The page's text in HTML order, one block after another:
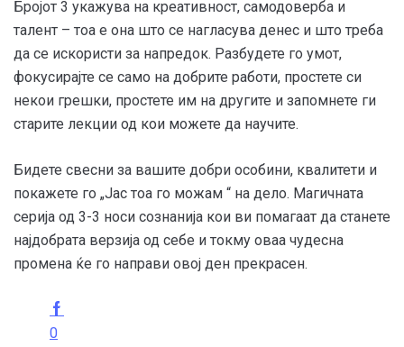
Бројот 3 укажува на креативност, самодоверба и
талент – тоа е она што се нагласува денес и што треба
да се искористи за напредок. Разбудете го умот,
фокусирајте се само на добрите работи, простете си
некои грешки, простете им на другите и запомнете ги
старите лекции од кои можете да научите.
Бидете свесни за вашите добри особини, квалитети и
покажете го „Јас тоа го можам “ на дело. Магичната
серија од 3-3 носи сознанија кои ви помагаат да станете
најдобрата верзија од себе и токму оваа чудесна
промена ќе го направи овој ден прекрасен.
0